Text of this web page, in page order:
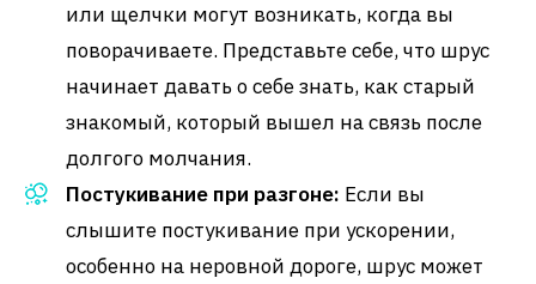
или щелчки могут возникать, когда вы
поворачиваете. Представьте себе, что шрус
начинает давать о себе знать, как старый
знакомый, который вышел на связь после
долгого молчания.
Постукивание при разгоне: Если вы
слышите постукивание при ускорении,
особенно на неровной дороге, шрус может